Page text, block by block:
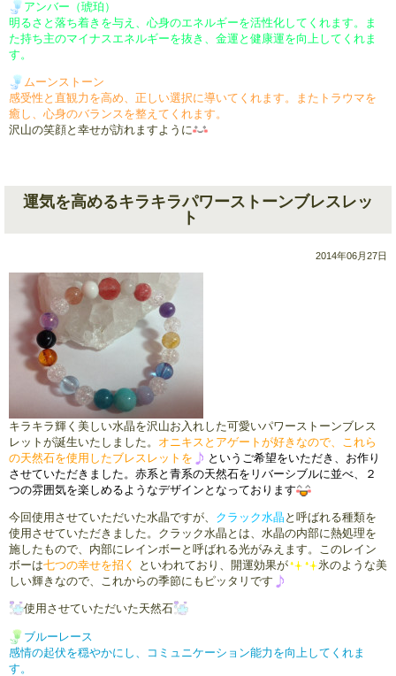
アンバー（琥珀）
明るさと落ち着きを与え、心身のエネルギーを活性化してくれます。
ま
た持ち主のマイナスエネルギーを抜き、金運と健康運を向上して くれま
す。
ムーンストーン
感受性と直観力を高め、正しい選択に導いてくれます。
またトラウマを
癒し、心身のバランスを整えてくれます。
沢山の笑顔と幸せが訪れますように
運気を高めるキラキラパワーストーンブレスレッ
ト
2014年06月27日
キラキラ輝く美しい水晶を沢山お入れした可愛いパワーストーンブレス
レットが誕生いたしました。 オニキスとアゲートが好きなので、これら
の天然石を使用したブレスレットを
というご希望をいただき、お作り
させていただきました。赤系と青系の天然石をリバーシブルに並べ、２
つの雰囲気を楽しめるようなデザインとなっております
今回使用させていただいた水晶ですが、 クラック水晶 と呼ばれる種類を
使用させていただきました。クラック水晶とは、水晶の内部に熱処理を
施したもので、内部にレインボーと呼ばれる光がみえます。このレイン
ボーは七つの幸せを招く といわれており、開運効果が
氷のような美
しい輝きなので、これからの季節にもピッタリです
使用させていただいた天然石
ブルーレース
感情の起伏を穏やかにし、
コミュニケーション能力を向上 してくれま
す。